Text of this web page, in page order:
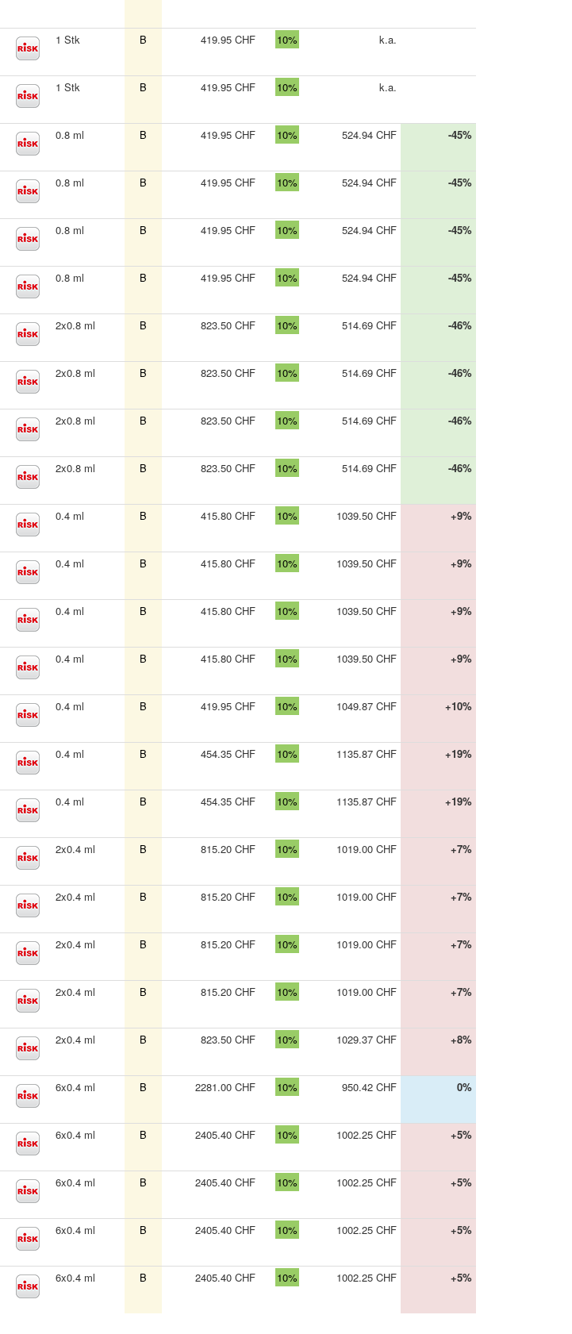
1 Stk B 419.95 CHF 10% k.a.
1 Stk B 419.95 CHF 10% k.a.
0.8 ml B 419.95 CHF 10% 524.94 CHF -45%
0.8 ml B 419.95 CHF 10% 524.94 CHF -45%
0.8 ml B 419.95 CHF 10% 524.94 CHF -45%
0.8 ml B 419.95 CHF 10% 524.94 CHF -45%
2x0.8 ml B 823.50 CHF 10% 514.69 CHF -46%
2x0.8 ml B 823.50 CHF 10% 514.69 CHF -46%
2x0.8 ml B 823.50 CHF 10% 514.69 CHF -46%
2x0.8 ml B 823.50 CHF 10% 514.69 CHF -46%
0.4 ml B 415.80 CHF 10% 1039.50 CHF +9%
0.4 ml B 415.80 CHF 10% 1039.50 CHF +9%
0.4 ml B 415.80 CHF 10% 1039.50 CHF +9%
0.4 ml B 415.80 CHF 10% 1039.50 CHF +9%
0.4 ml B 419.95 CHF 10% 1049.87 CHF +10%
0.4 ml B 454.35 CHF 10% 1135.87 CHF +19%
0.4 ml B 454.35 CHF 10% 1135.87 CHF +19%
2x0.4 ml B 815.20 CHF 10% 1019.00 CHF +7%
2x0.4 ml B 815.20 CHF 10% 1019.00 CHF +7%
2x0.4 ml B 815.20 CHF 10% 1019.00 CHF +7%
2x0.4 ml B 815.20 CHF 10% 1019.00 CHF +7%
2x0.4 ml B 823.50 CHF 10% 1029.37 CHF +8%
6x0.4 ml B 2281.00 CHF 10% 950.42 CHF 0%
6x0.4 ml B 2405.40 CHF 10% 1002.25 CHF +5%
6x0.4 ml B 2405.40 CHF 10% 1002.25 CHF +5%
6x0.4 ml B 2405.40 CHF 10% 1002.25 CHF +5%
6x0.4 ml B 2405.40 CHF 10% 1002.25 CHF +5%